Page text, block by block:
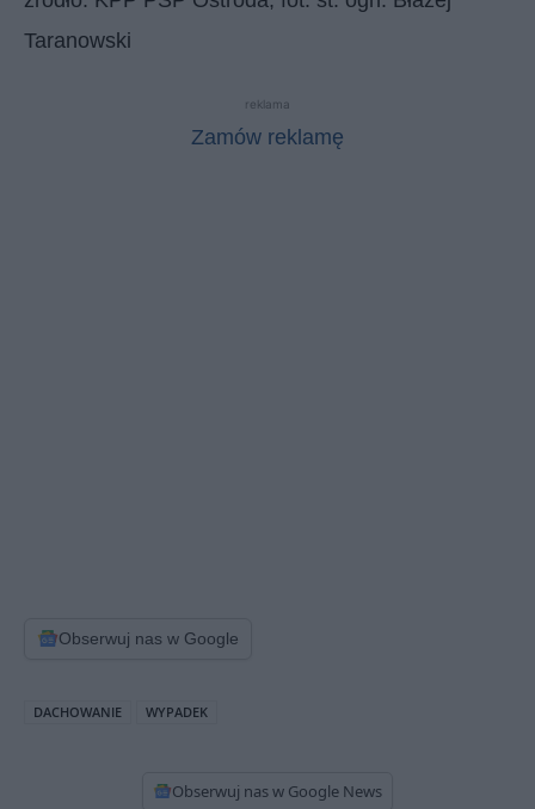
Taranowski
reklama
Zamów reklamę
Obserwuj nas w Google
DACHOWANIE WYPADEK
Obserwuj nas w Google News